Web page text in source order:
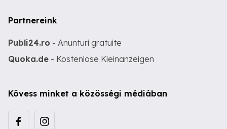
Partnereink
Publi24.ro - Anunturi gratuite
Quoka.de - Kostenlose Kleinanzeigen
Kövess minket a közösségi médiában